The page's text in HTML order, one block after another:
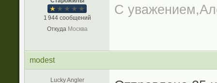
1 944 сообщений
Откуда Москва
С
modest
Lucky Angler